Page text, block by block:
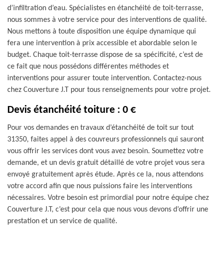
d’infiltration d’eau. Spécialistes en étanchéité de toit-terrasse,
nous sommes à votre service pour des interventions de qualité.
Nous mettons à toute disposition une équipe dynamique qui
fera une intervention à prix accessible et abordable selon le
budget. Chaque toit-terrasse dispose de sa spécificité, c’est de
ce fait que nous possédons différentes méthodes et
interventions pour assurer toute intervention. Contactez-nous
chez Couverture J.T pour tous renseignements pour votre projet.
Devis étanchéité toiture : 0 €
Pour vos demandes en travaux d’étanchéité de toit sur tout
31350, faites appel à des couvreurs professionnels qui sauront
vous offrir les services dont vous avez besoin. Soumettez votre
demande, et un devis gratuit détaillé de votre projet vous sera
envoyé gratuitement après étude. Après ce la, nous attendons
votre accord afin que nous puissions faire les interventions
nécessaires. Votre besoin est primordial pour notre équipe chez
Couverture J.T, c’est pour cela que nous vous devons d’offrir une
prestation et un service de qualité.